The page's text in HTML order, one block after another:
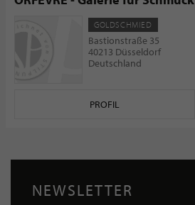
GOLDSCHMIED
Bastionstraße 35
40213 Düsseldorf
Deutschland
PROFIL
NEWSLETTER